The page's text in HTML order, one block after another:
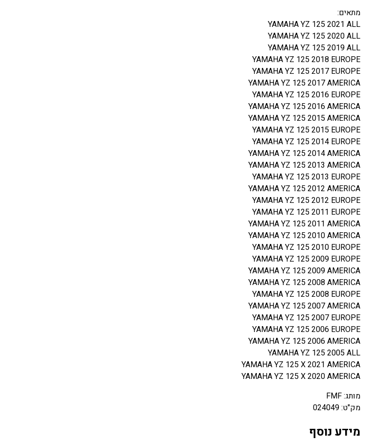
מתאים:
YAMAHA YZ 125 2021 ALL
YAMAHA YZ 125 2020 ALL
YAMAHA YZ 125 2019 ALL
YAMAHA YZ 125 2018 EUROPE
YAMAHA YZ 125 2017 EUROPE
YAMAHA YZ 125 2017 AMERICA
YAMAHA YZ 125 2016 EUROPE
YAMAHA YZ 125 2016 AMERICA
YAMAHA YZ 125 2015 AMERICA
YAMAHA YZ 125 2015 EUROPE
YAMAHA YZ 125 2014 EUROPE
YAMAHA YZ 125 2014 AMERICA
YAMAHA YZ 125 2013 AMERICA
YAMAHA YZ 125 2013 EUROPE
YAMAHA YZ 125 2012 AMERICA
YAMAHA YZ 125 2012 EUROPE
YAMAHA YZ 125 2011 EUROPE
YAMAHA YZ 125 2011 AMERICA
YAMAHA YZ 125 2010 AMERICA
YAMAHA YZ 125 2010 EUROPE
YAMAHA YZ 125 2009 EUROPE
YAMAHA YZ 125 2009 AMERICA
YAMAHA YZ 125 2008 AMERICA
YAMAHA YZ 125 2008 EUROPE
YAMAHA YZ 125 2007 AMERICA
YAMAHA YZ 125 2007 EUROPE
YAMAHA YZ 125 2006 EUROPE
YAMAHA YZ 125 2006 AMERICA
YAMAHA YZ 125 2005 ALL
YAMAHA YZ 125 X 2021 AMERICA
YAMAHA YZ 125 X 2020 AMERICA
מותג: FMF
מק"ט: 024049
מידע נוסף